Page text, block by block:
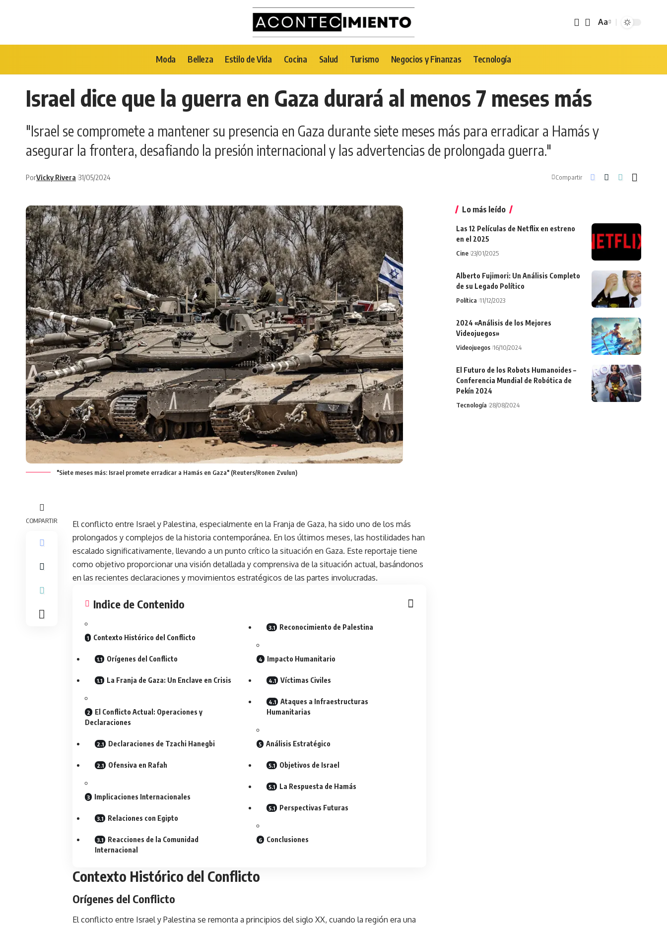
Tamaño
Aa
Moda Belleza Estilo de Vida Cocina Salud Turismo Negocios y Finanzas Tecnología
Israel dice que la guerra en Gaza durará al menos 7 meses más
"Israel se compromete a mantener su presencia en Gaza durante siete meses más para erradicar a Hamás y
asegurar la frontera, desafiando la presión internacional y las advertencias de prolongada guerra."
PorVicky Rivera 31/05/2024 Compartir
"Siete meses más: Israel promete erradicar a Hamás en Gaza" (Reuters/Ronen Zvulun)
COMPARTIR
El conflicto entre Israel y Palestina, especialmente en la Franja de Gaza, ha sido uno de los más
prolongados y complejos de la historia contemporánea. En los últimos meses, las hostilidades han
escalado significativamente, llevando a un punto crítico la situación en Gaza. Este reportaje tiene
como objetivo proporcionar una visión detallada y comprensiva de la situación actual, basándonos
en las recientes declaraciones y movimientos estratégicos de las partes involucradas.
Indice de Contenido
Contexto Histórico del Conflicto
Orígenes del Conflicto
La Franja de Gaza: Un Enclave en Crisis
El Conflicto Actual: Operaciones y
Declaraciones
Declaraciones de Tzachi Hanegbi
Ofensiva en Rafah
Implicaciones Internacionales
Relaciones con Egipto
Reacciones de la Comunidad
Internacional
Reconocimiento de Palestina
Impacto Humanitario
Víctimas Civiles
Ataques a Infraestructuras
Humanitarias
Análisis Estratégico
Objetivos de Israel
La Respuesta de Hamás
Perspectivas Futuras
Conclusiones
Contexto Histórico del Conflicto
Orígenes del Conflicto
El conflicto entre Israel y Palestina se remonta a principios del siglo XX, cuando la región era una
Lo más leído
Las 12 Películas de Netflix en estreno
en el 2025
Cine 23/01/2025
Alberto Fujimori: Un Análisis Completo
de su Legado Político
Política 11/12/2023
2024 «Análisis de los Mejores
Videojuegos»
Videojuegos 16/10/2024
El Futuro de los Robots Humanoides –
Conferencia Mundial de Robótica de
Pekín 2024
Tecnología 28/08/2024